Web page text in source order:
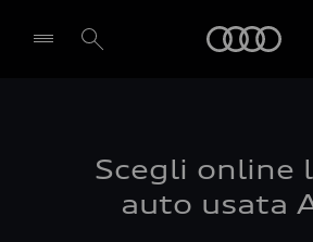
Scegli online
auto usata